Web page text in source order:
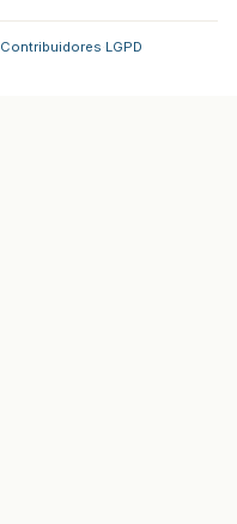
Contribuidores LGPD